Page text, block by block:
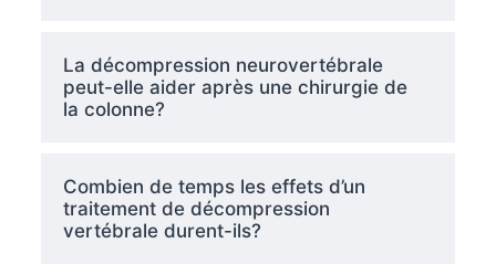
La décompression neurovertébrale
peut-elle aider après une chirurgie de
la colonne?
Combien de temps les effets d’un
traitement de décompression
vertébrale durent-ils?